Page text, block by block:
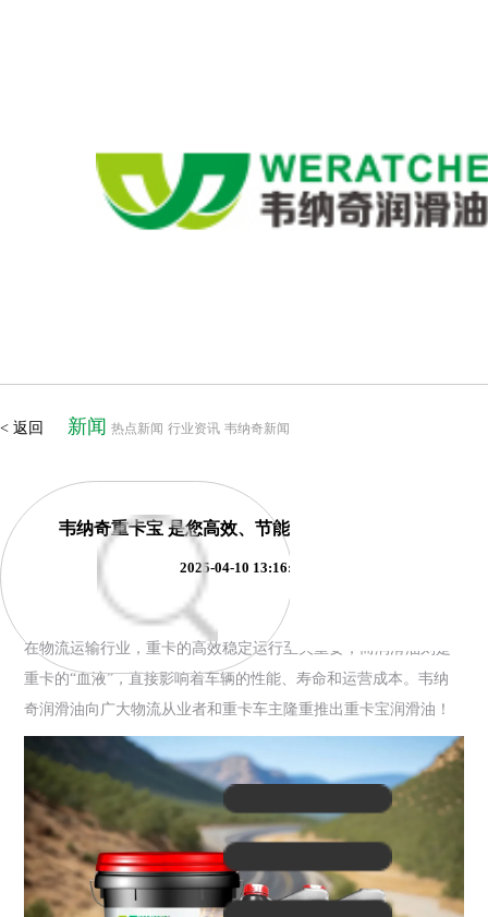
< 返回 新闻 热点新闻 行业资讯 韦纳奇新闻
韦纳奇重卡宝 是您高效、节能、可靠的物流伙伴
2025-04-10 13:16:04
在物流运输行业，重卡的高效稳定运行至关重要，而润滑油则是
重卡的“血液”，直接影响着车辆的性能、寿命和运营成本。韦纳
奇润滑油向广大物流从业者和重卡车主隆重推出重卡宝润滑油！